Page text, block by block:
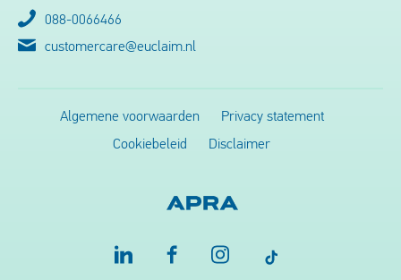
088-0066466
customercare@euclaim.nl
Algemene voorwaarden
Privacy statement
Cookiebeleid
Disclaimer